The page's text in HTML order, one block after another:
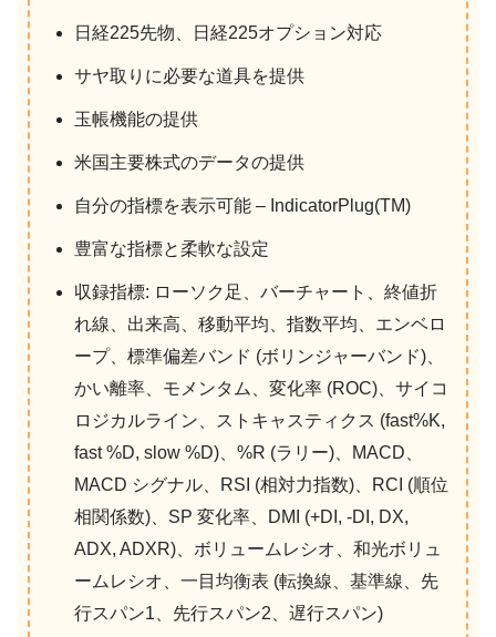
日経225先物、日経225オプション対応
サヤ取りに必要な道具を提供
玉帳機能の提供
米国主要株式のデータの提供
自分の指標を表示可能 – IndicatorPlug(TM)
豊富な指標と柔軟な設定
収録指標: ローソク足、バーチャート、終値折
れ線、出来高、移動平均、指数平均、エンベロ
ープ、標準偏差バンド (ボリンジャーバンド)、
かい離率、モメンタム、変化率 (ROC)、サイコ
ロジカルライン、ストキャスティクス (fast%K,
fast %D, slow %D)、%R (ラリー)、MACD、
MACD シグナル、RSI (相対力指数)、RCI (順位
相関係数)、SP 変化率、DMI (+DI, -DI, DX,
ADX, ADXR)、ボリュームレシオ、和光ボリュ
ームレシオ、一目均衡表 (転換線、基準線、先
行スパン1、先行スパン2、遅行スパン)